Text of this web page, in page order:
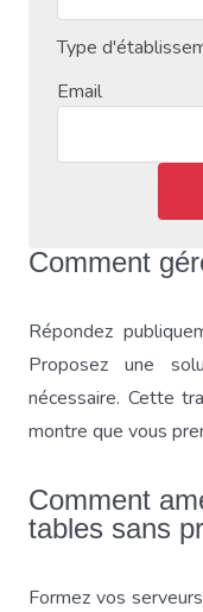
Type
Email
Comment
Répondez
Proposez une
nécessaire. Cette
montre que vous
Comment
tables sans
Formez vos